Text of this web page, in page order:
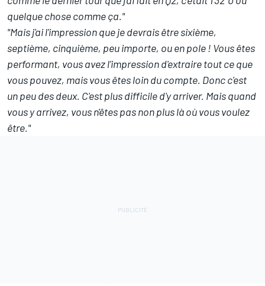
quelque chose comme ça."
"Mais j'ai l'impression que je devrais être sixième,
septième, cinquième, peu importe, ou en pole ! Vous êtes
performant, vous avez l'impression d'extraire tout ce que
vous pouvez, mais vous êtes loin du compte. Donc c'est
un peu des deux. C'est plus difficile d'y arriver. Mais quand
vous y arrivez, vous n'êtes pas non plus là où vous voulez
être."